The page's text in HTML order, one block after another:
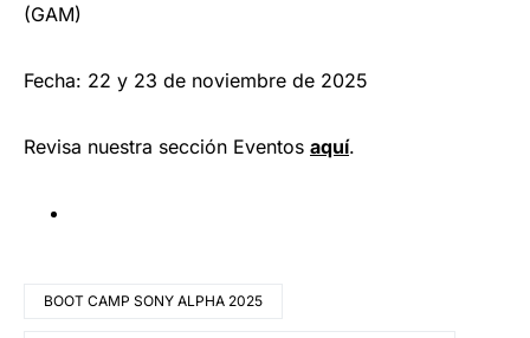
(GAM)
Fecha: 22 y 23 de noviembre de 2025
Revisa nuestra sección Eventos aquí.
BOOT CAMP SONY ALPHA 2025